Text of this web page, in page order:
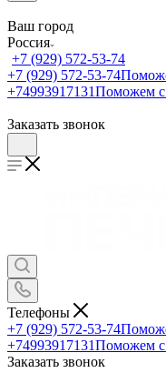
Ваш город
Россия
+7 (929) 572-53-74
+7 (929) 572-53-74
+74993917131Поможем
Заказать звонок
Телефоны
+7 (929) 572-53-74
+74993917131Поможем
Заказать звонок